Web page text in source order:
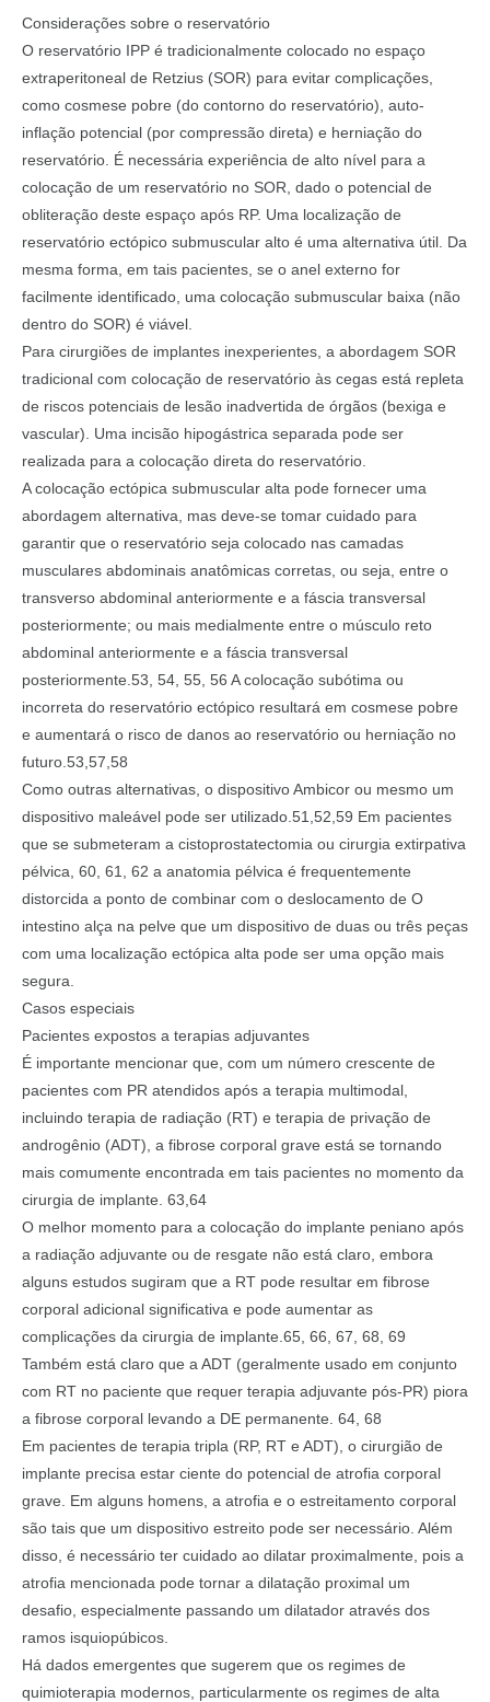
Considerações sobre o reservatório
O reservatório IPP é tradicionalmente colocado no espaço
extraperitoneal de Retzius (SOR) para evitar complicações,
como cosmese pobre (do contorno do reservatório), auto-
inflação potencial (por compressão direta) e herniação do
reservatório. É necessária experiência de alto nível para a
colocação de um reservatório no SOR, dado o potencial de
obliteração deste espaço após RP. Uma localização de
reservatório ectópico submuscular alto é uma alternativa útil. Da
mesma forma, em tais pacientes, se o anel externo for
facilmente identificado, uma colocação submuscular baixa (não
dentro do SOR) é viável.
Para cirurgiões de implantes inexperientes, a abordagem SOR
tradicional com colocação de reservatório às cegas está repleta
de riscos potenciais de lesão inadvertida de órgãos (bexiga e
vascular). Uma incisão hipogástrica separada pode ser
realizada para a colocação direta do reservatório.
A colocação ectópica submuscular alta pode fornecer uma
abordagem alternativa, mas deve-se tomar cuidado para
garantir que o reservatório seja colocado nas camadas
musculares abdominais anatômicas corretas, ou seja, entre o
transverso abdominal anteriormente e a fáscia transversal
posteriormente; ou mais medialmente entre o músculo reto
abdominal anteriormente e a fáscia transversal
posteriormente.53, 54, 55, 56 A colocação subótima ou
incorreta do reservatório ectópico resultará em cosmese pobre
e aumentará o risco de danos ao reservatório ou herniação no
futuro.53,57,58
Como outras alternativas, o dispositivo Ambicor ou mesmo um
dispositivo maleável pode ser utilizado.51,52,59 Em pacientes
que se submeteram a cistoprostatectomia ou cirurgia extirpativa
pélvica, 60, 61, 62 a anatomia pélvica é frequentemente
distorcida a ponto de combinar com o deslocamento de O
intestino alça na pelve que um dispositivo de duas ou três peças
com uma localização ectópica alta pode ser uma opção mais
segura.
Casos especiais
Pacientes expostos a terapias adjuvantes
É importante mencionar que, com um número crescente de
pacientes com PR atendidos após a terapia multimodal,
incluindo terapia de radiação (RT) e terapia de privação de
androgênio (ADT), a fibrose corporal grave está se tornando
mais comumente encontrada em tais pacientes no momento da
cirurgia de implante. 63,64
O melhor momento para a colocação do implante peniano após
a radiação adjuvante ou de resgate não está claro, embora
alguns estudos sugiram que a RT pode resultar em fibrose
corporal adicional significativa e pode aumentar as
complicações da cirurgia de implante.65, 66, 67, 68, 69
Também está claro que a ADT (geralmente usado em conjunto
com RT no paciente que requer terapia adjuvante pós-PR) piora
a fibrose corporal levando a DE permanente. 64, 68
Em pacientes de terapia tripla (RP, RT e ADT), o cirurgião de
implante precisa estar ciente do potencial de atrofia corporal
grave. Em alguns homens, a atrofia e o estreitamento corporal
são tais que um dispositivo estreito pode ser necessário. Além
disso, é necessário ter cuidado ao dilatar proximalmente, pois a
atrofia mencionada pode tornar a dilatação proximal um
desafio, especialmente passando um dilatador através dos
ramos isquiopúbicos.
Há dados emergentes que sugerem que os regimes de
quimioterapia modernos, particularmente os regimes de alta